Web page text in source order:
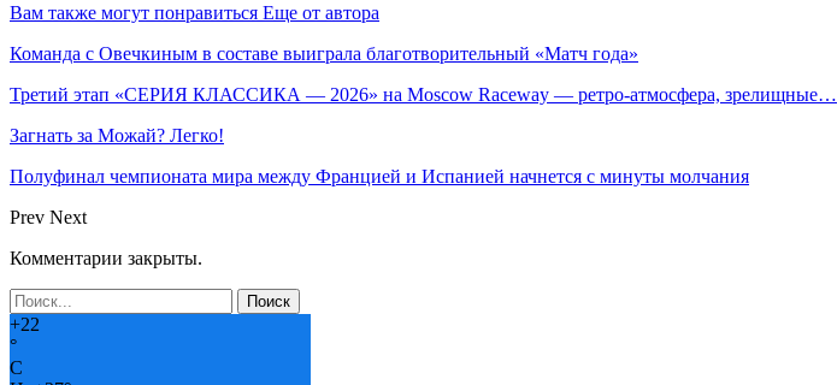
Вам также могут понравиться Еще от автора
Команда с Овечкиным в составе выиграла благотворительный «Матч года»
Третий этап «СЕРИЯ КЛАССИКА — 2026» на Moscow Raceway — ретро‑атмосфера, зрелищные…
Загнать за Можай? Легко!
Полуфинал чемпионата мира между Францией и Испанией начнется с минуты молчания
Prev Next
Комментарии закрыты.
+22
°
C